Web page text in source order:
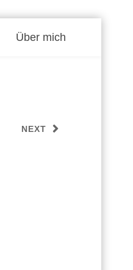
Über mich
NEXT